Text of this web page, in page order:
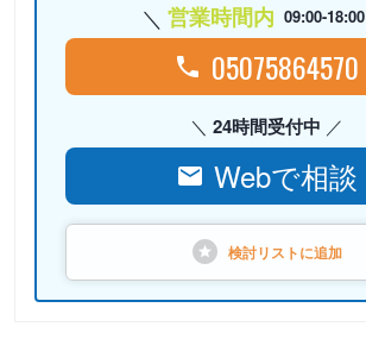
営業時間内 09:00-18:00
05075864570
24時間受付中
Webで相談
検討リストに追加